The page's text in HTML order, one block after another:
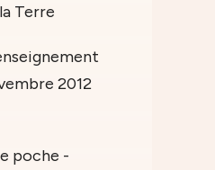
Terre
2012
poche -